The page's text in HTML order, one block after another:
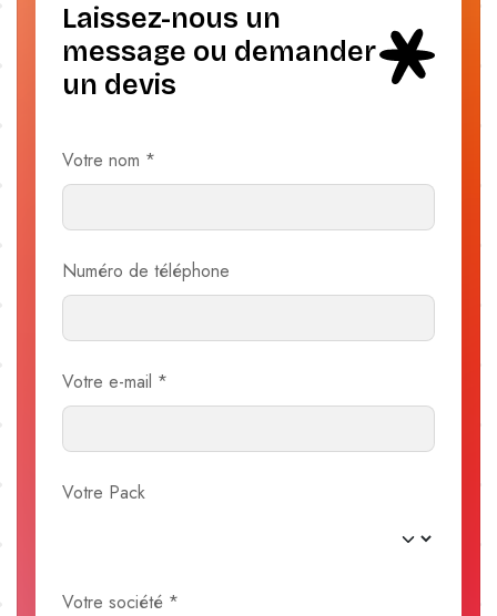
Laissez-nous un
message ou demander
un devis
Votre nom *
Numéro de téléphone
Votre e-mail *
Votre Pack
Votre société *